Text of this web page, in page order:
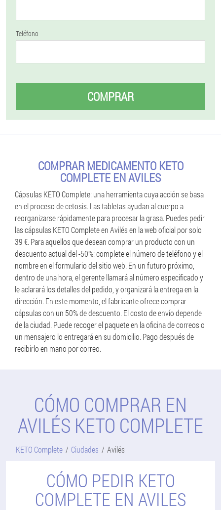
Teléfono
COMPRAR
COMPRAR MEDICAMENTO KETO
COMPLETE EN AVILES
Cápsulas KETO Complete: una herramienta cuya acción se basa
en el proceso de cetosis. Las tabletas ayudan al cuerpo a
reorganizarse rápidamente para procesar la grasa. Puedes pedir
las cápsulas KETO Complete en Avilés en la web oficial por solo
39 €. Para aquellos que desean comprar un producto con un
descuento actual del -50%: complete el número de teléfono y el
nombre en el formulario del sitio web. En un futuro próximo,
dentro de una hora, el gerente llamará al número especificado y
le aclarará los detalles del pedido, y organizará la entrega en la
dirección. En este momento, el fabricante ofrece comprar
cápsulas con un 50% de descuento. El costo de envío depende
de la ciudad. Puede recoger el paquete en la oficina de correos o
un mensajero lo entregará en su domicilio. Pago después de
recibirlo en mano por correo.
CÓMO COMPRAR EN
AVILÉS KETO COMPLETE
KETO Complete Ciudades Avilés
CÓMO PEDIR KETO
COMPLETE EN AVILES